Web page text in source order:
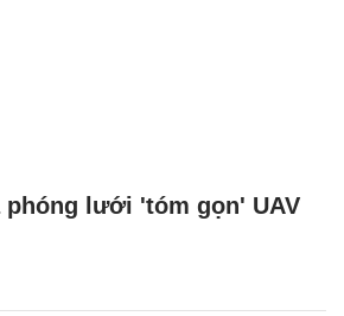
phóng lưới 'tóm gọn' UAV